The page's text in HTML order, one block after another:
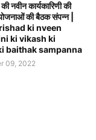
नवीन कार्यकारिणी की
की बैठक संपन्न |
ki nveen
ki vikash ki
baithak sampanna
09, 2022